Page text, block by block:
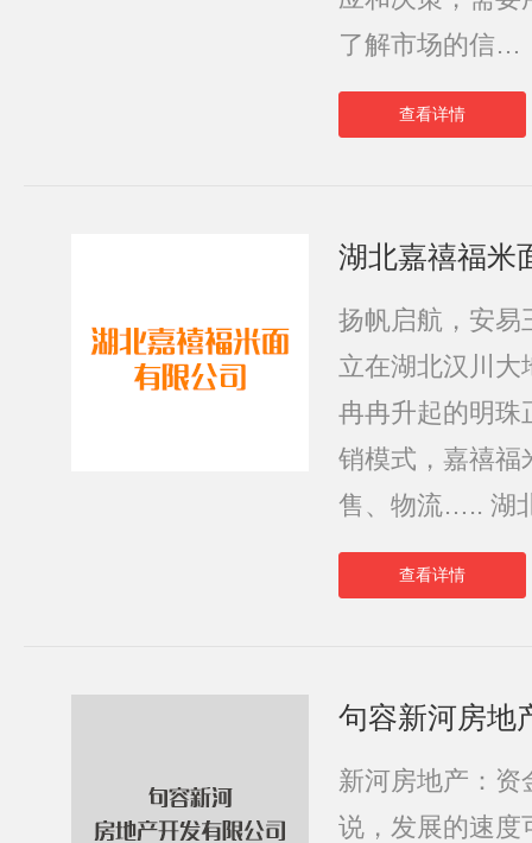
了解市场的信…
查看详情
湖北嘉禧福米
扬帆启航，安易
立在湖北汉川大
冉冉升起的明珠
销模式，嘉禧福
售、物流….. 湖
查看详情
句容新河房地
新河房地产：资
说，发展的速度